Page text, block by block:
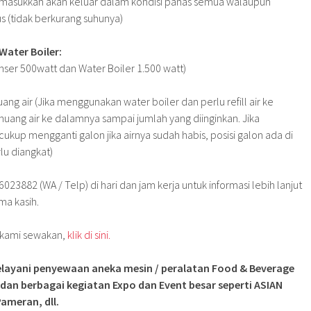
(tidak berkurang suhunya)
Boiler:
500watt dan Water Boiler 1.500 watt)
air (Jika menggunakan water boiler dan perlu refill air ke
air ke dalamnya sampai jumlah yang diinginkan. Jika
mengganti galon jika airnya sudah habis, posisi galon ada di
diangkat)
(WA / Telp) di hari dan jam kerja untuk informasi lebih lanjut
kasih.
sewakan, klik di sini.
penyewaan aneka mesin / peralatan Food & Beverage
berbagai kegiatan Expo dan Event besar seperti ASIAN
dll.